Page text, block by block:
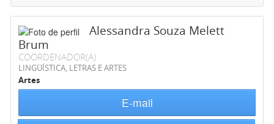
Alessandra Souza Melett
Brum
COORDENADOR(A)
LINGÜÍSTICA, LETRAS E ARTES
Artes
E-mail